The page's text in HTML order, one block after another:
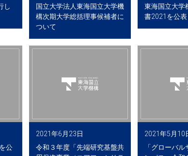
し
国立大学法人東海国立大学機
構次期大学総括理事候補者に
ついて
東海国立大学
書2021を公表
公
2021年6月23日
令和３年度「先端研究基盤共
2021年5月10
「グローバ